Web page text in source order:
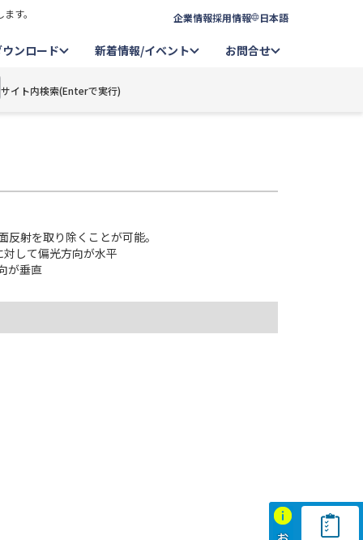
す。 企業情報採用情報 日本語
ウンロード 新着情報/イベント お問合せ
サイト内検索(Enterで実行)
射を取り除くことが可能。
して偏光方向が水平
が垂直